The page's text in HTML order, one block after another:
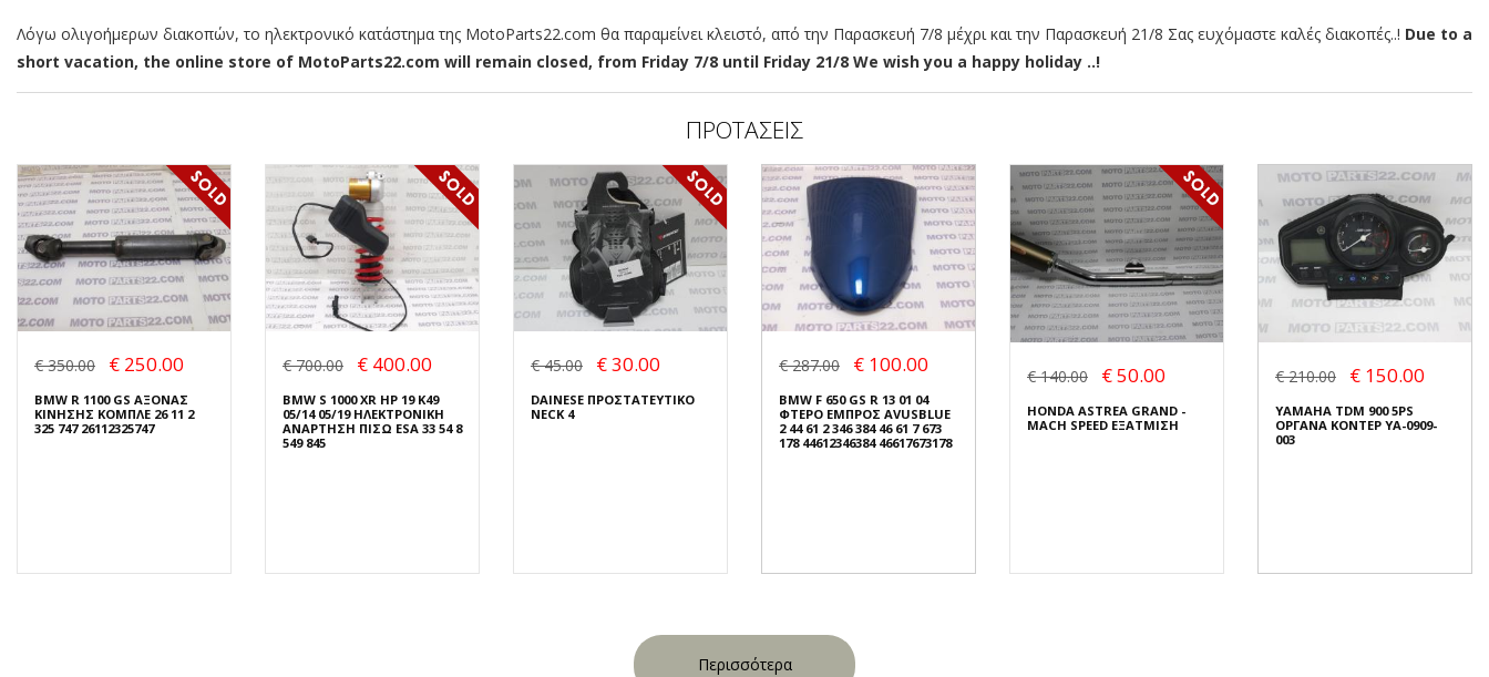
Λόγω ολιγοήμερων διακοπών, το ηλεκτρονικό κατάστημα της MotoParts22.com θα παραμείνει κλειστό, από την Παρασκευή 7/8 μέχρι και την Παρασκευή 21/8 Σας ευχόμαστε καλές διακοπές..! Due to a
short vacation, the online store of MotoParts22.com will remain closed, from Friday 7/8 until Friday 21/8 We wish you a happy holiday ..!
ΠΡΟΤΑΣΕΙΣ
€ 350.00 € 250.00
BMW R 1100 GS ΑΞΟΝΑΣ
ΚΙΝΗΣΗΣ ΚΟΜΠΛΕ 26 11 2
325 747 26112325747
€ 700.00 € 400.00
BMW S 1000 XR HP 19 K49
05/14 05/19 ΗΛΕΚΤΡΟΝΙΚΗ
ΑΝΑΡΤΗΣΗ ΠΙΣΩ ESA 33 54 8
549 845
€ 45.00 € 30.00
DAINESE ΠΡΟΣΤΑΤΕΥΤΙΚΟ
NECK 4
€ 287.00 € 100.00
BMW F 650 GS R 13 01 04
ΦΤΕΡΟ ΕΜΠΡΟΣ AVUSBLUE
2 44 61 2 346 384 46 61 7 673
178 44612346384 46617673178
€ 140.00 € 50.00
HONDA ASTREA GRAND -
MACH SPEED ΕΞΑΤΜΙΣΗ
€ 210.00 € 150.00
YAMAHA TDM 900 5PS
ΟΡΓΑΝΑ ΚΟΝΤΕΡ YA-0909-
003
Περισσότερα